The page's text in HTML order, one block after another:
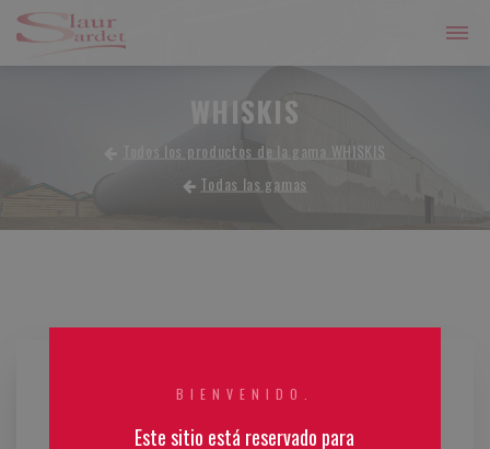
WHISKIS
Todos los productos de la gama WHISKIS
Todas las gamas
BIENVENIDO.
Este sitio está reservado para